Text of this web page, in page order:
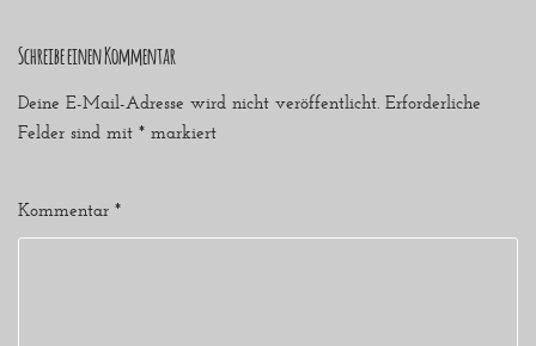
Schreibe einen Kommentar
Deine E-Mail-Adresse wird nicht veröffentlicht. Erforderliche
Felder sind mit * markiert
Kommentar *